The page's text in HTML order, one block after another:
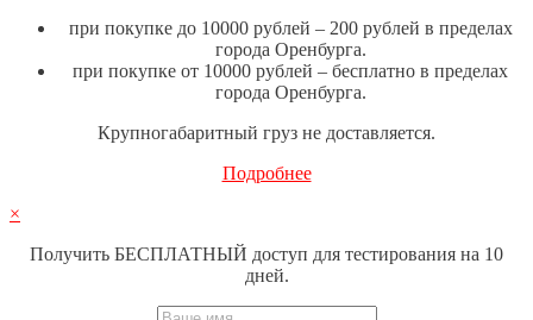
при покупке до 10000 рублей – 200 рублей в пределах
города Оренбурга.
при покупке от 10000 рублей – бесплатно в пределах
города Оренбурга.
Крупногабаритный груз не доставляется.
Подробнее
×
Получить БЕСПЛАТНЫЙ доступ для тестирования на 10
дней.